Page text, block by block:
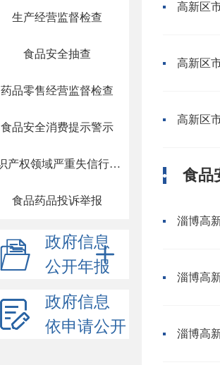
生产经营监督检查
食品安全抽查
药品零售经营监督检查
食品安全消费提示警示
知识产权领域严重失信行为列入严重违法失信名单进行公示
食品药品投诉举报
政府信息
公开年报
政府信息
依申请公开
高新区
高新区
高新区
食品
淄博高
淄博高
淄博高